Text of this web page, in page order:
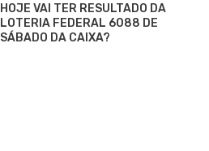
HOJE VAI TER RESULTADO DA
LOTERIA FEDERAL 6088 DE
SÁBADO DA CAIXA?